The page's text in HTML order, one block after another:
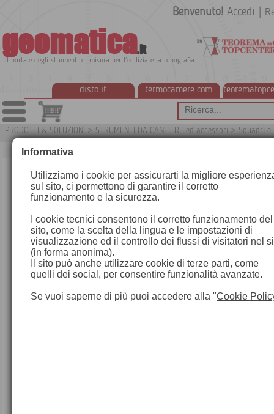
geomatica.it
Il portale degli strumenti di misura per l'edilizia e la topografia
disto.it termocamere.com
Benvenuto! Accedi
PRODOTTI & SOLUZIONI > STRUMENTI DA CANTIERE ed accessori > Squadri e
Informativa
Utilizziamo i cookie per assicurarti la migliore
sul sito, ci permettono di garantire il corretto
funzionamento e la sicurezza.
I cookie tecnici consentono il corretto funzionamento del
sito, come la scelta della lingua e le impostazioni di
visualizzazione ed il controllo dei flussi di visitatori nel
(in forma anonima).
Il sito può anche utilizzare cookie di terze parti, come
quelli dei social, per consentire funzionalità avanzate.
Se vuoi saperne di più puoi accedere alla "Cookie